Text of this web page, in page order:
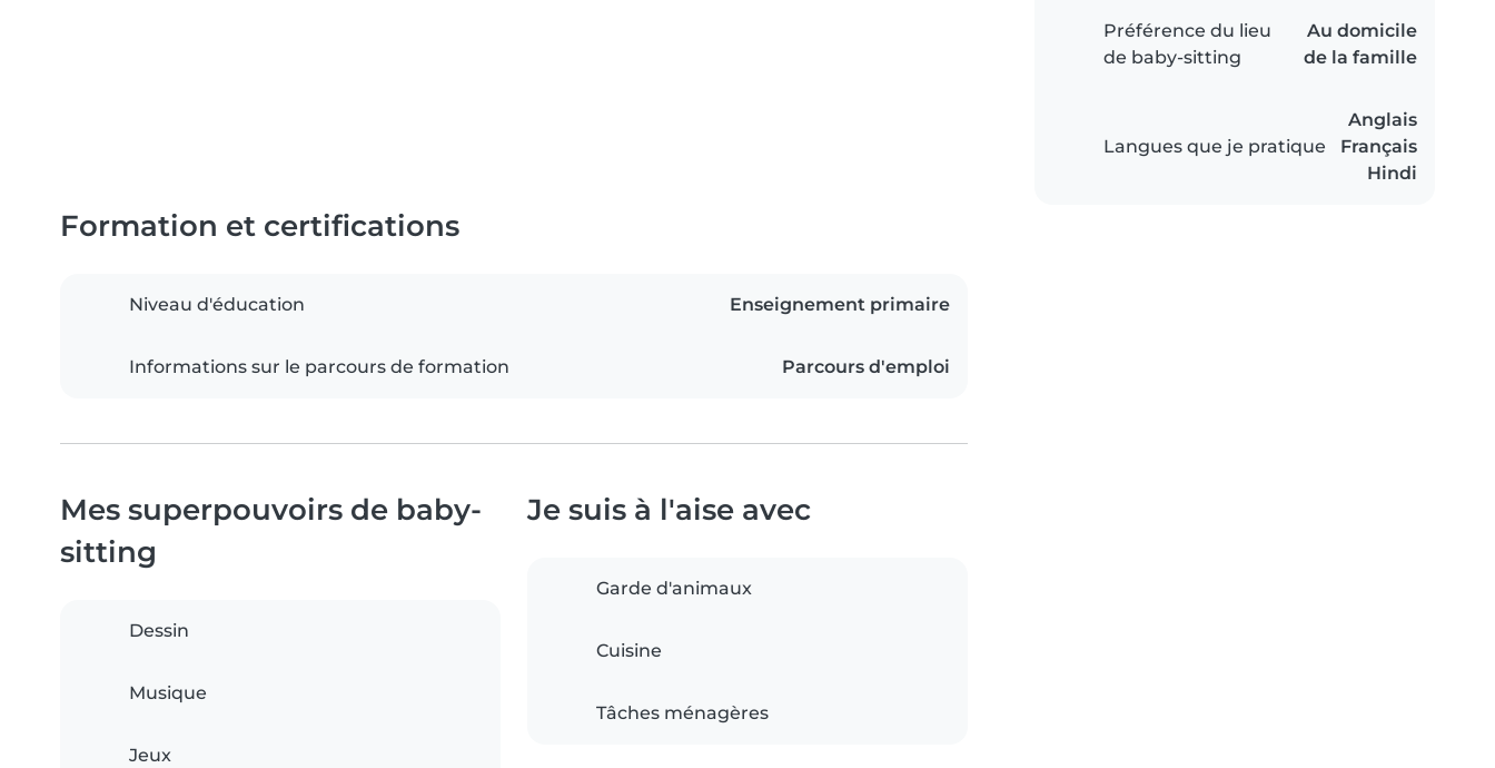
Préférence du lieu
de baby-sitting
Au domicile
de la famille
Langues que je pratique
Anglais
Français
Hindi
Formation et certifications
Niveau d'éducation Enseignement primaire
Informations sur le parcours de formation Parcours d'emploi
Mes superpouvoirs de baby-
sitting
Dessin
Musique
Jeux
Je suis à l'aise avec
Garde d'animaux
Cuisine
Tâches ménagères